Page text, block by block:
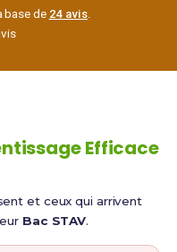
base de 24 avis.
Efficace
et ceux qui arrivent
Bac STAV.